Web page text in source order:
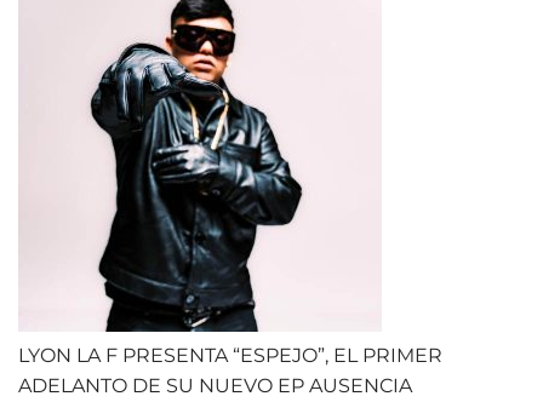
LYON LA F PRESENTA “ESPEJO”, EL PRIMER
ADELANTO DE SU NUEVO EP AUSENCIA